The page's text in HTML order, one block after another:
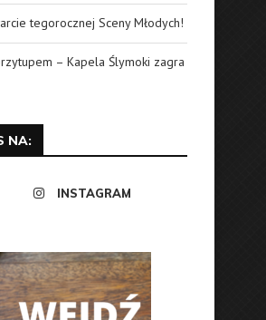
tegorocznej Sceny Młodych!
– Kapela Ślymoki zagra
NA:
INSTAGRAM